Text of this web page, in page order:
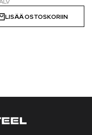
LISÄÄ OSTOSKORIIN